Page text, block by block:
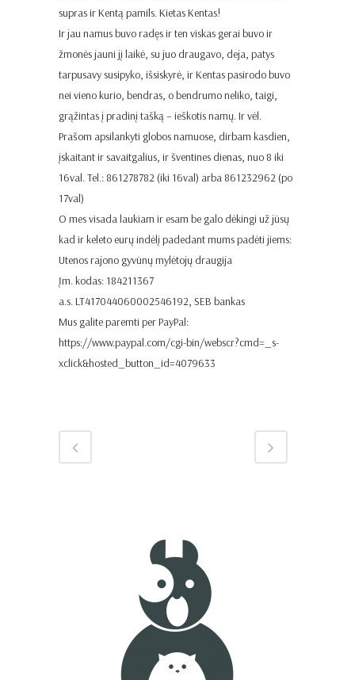
supras ir Kentą pamils. Kietas Kentas!
Ir jau namus buvo radęs ir ten viskas gerai buvo ir
žmonės jauni jį laikė, su juo draugavo, deja, patys
tarpusavy susipyko, išsiskyrė, ir Kentas pasirodo buvo
nei vieno kurio, bendras, o bendrumo neliko, taigi,
grąžintas į pradinį tašką – ieškotis namų. Ir vėl.
Prašom apsilankyti globos namuose, dirbam kasdien,
įskaitant ir savaitgalius, ir šventines dienas, nuo 8 iki
16val. Tel.: 861278782 (iki 16val) arba 861232962 (po
17val)
O mes visada laukiam ir esam be galo dėkingi už jūsų
kad ir keleto eurų indėlį padedant mums padėti jiems:
Utenos rajono gyvūnų mylėtojų draugija
Įm. kodas: 184211367
a.s. LT417044060002546192, SEB bankas
Mus galite paremti per PayPal:
https://www.paypal.com/cgi-bin/webscr?cmd=_s-
xclick&hosted_button_id=4079633